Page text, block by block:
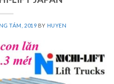
TÁM, 2019 BY HUYEN